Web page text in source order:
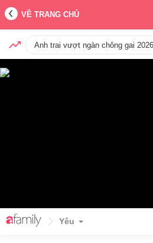
VỀ TRANG CHỦ
Anh trai vượt ngàn chông gai 2026
Yêu